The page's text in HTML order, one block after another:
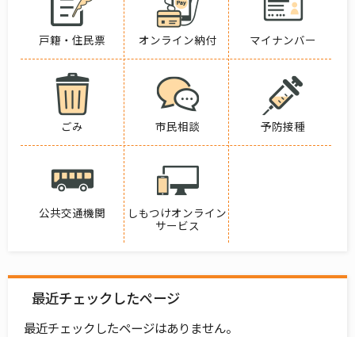
戸籍・住民票 オンライン納付 マイナンバー
ごみ 市民相談 予防接種
公共交通機関
しもつけオンライン
サービス
最近チェックしたページ
最近チェックしたページはありません。